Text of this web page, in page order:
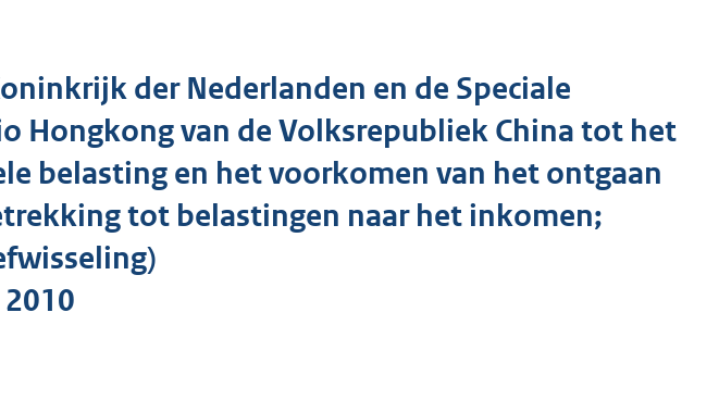
g
r
o
o
t
t
der Nederlanden en de Speciale
Hongkong van de Volksrepubliek China tot het
belasting en het voorkomen van het ontgaan
tot belastingen naar het inkomen;